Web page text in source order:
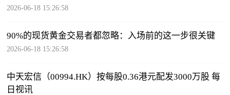
2026-06-18 15:26:58
90%的现货黄金交易者都忽略：入场前的这一步很关键
2026-06-18 15:26:58
中天宏信（00994.HK）按每股0.36港元配发3000万股 每
日视讯